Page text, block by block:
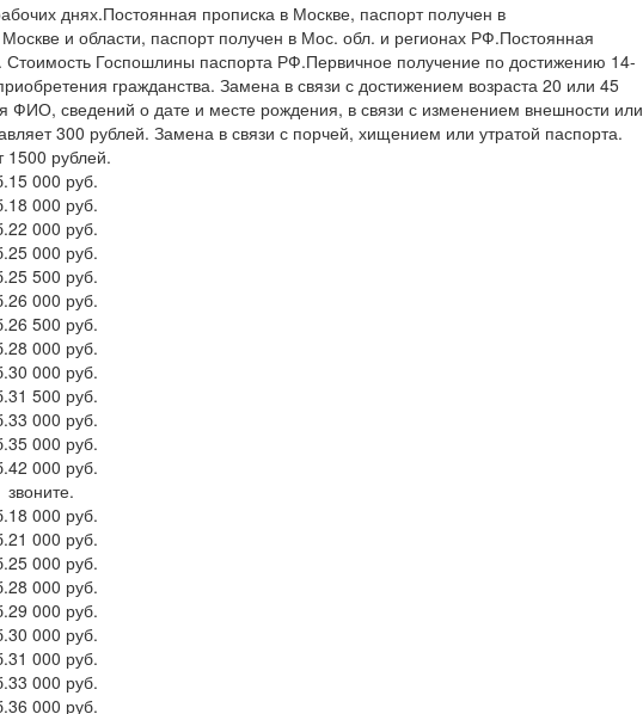
днях.Постоянная прописка в Москве, паспорт получен в
и области, паспорт получен в Мос. обл. и регионах РФ.Постоянная
Стоимость Госпошлины паспорта РФ.Первичное получение по достижению 14-
гражданства. Замена в связи с достижением возраста 20 или 45
ФИО, сведений о дате и месте рождения, в связи с изменением внешности или
300 рублей. Замена в связи с порчей, хищением или утратой паспорта.
1500 рублей.
15 000 руб.
18 000 руб.
22 000 руб.
25 000 руб.
25 500 руб.
26 000 руб.
26 500 руб.
28 000 руб.
30 000 руб.
31 500 руб.
33 000 руб.
35 000 руб.
42 000 руб.
звоните.
18 000 руб.
21 000 руб.
25 000 руб.
28 000 руб.
29 000 руб.
30 000 руб.
31 000 руб.
33 000 руб.
36 000 руб.